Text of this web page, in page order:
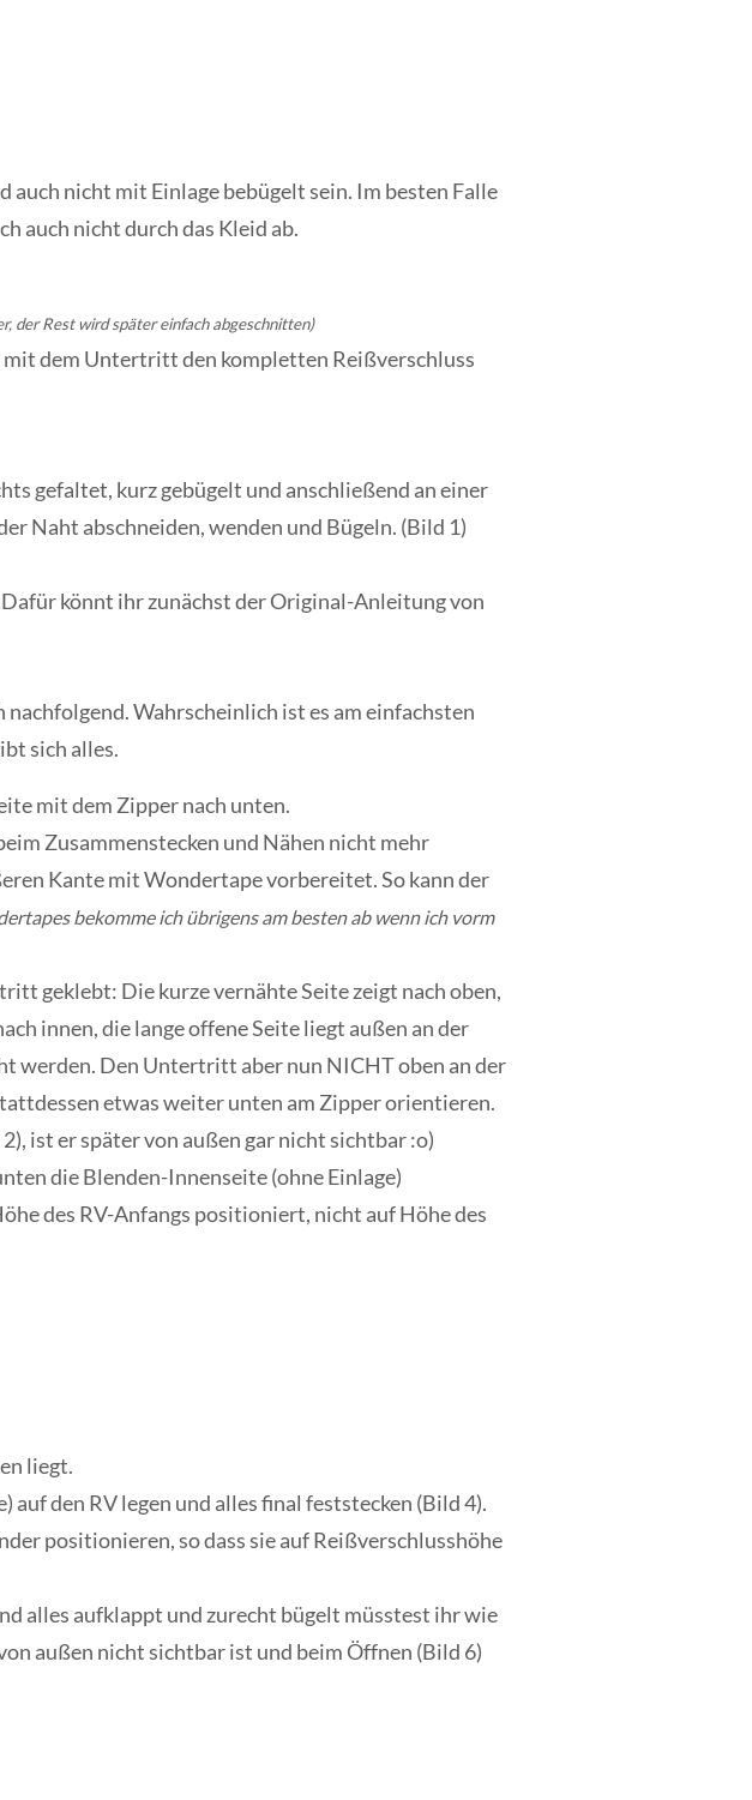
nicht mit Einlage bebügelt sein. Im besten Falle
auch nicht durch das Kleid ab.
der Rest wird später einfach abgeschnitten)
dem Untertritt den kompletten Reißverschluss
gefaltet, kurz gebügelt und anschließend an einer
Naht abschneiden, wenden und Bügeln. (Bild 1)
könnt ihr zunächst der Original-Anleitung von
nachfolgend.Wahrscheinlich ist es am einfachsten
sich alles.
mit dem Zipper nach unten.
Zusammenstecken und Nähen nicht mehr
Kante mit Wondertape vorbereitet.So kann der
bekomme ich übrigens am besten ab wenn ich vorm
geklebt: Die kurze vernähte Seite zeigt nach oben,
innen, die lange offene Seite liegt außen an der
werden. Den Untertritt aber nun NICHT oben an der
etwas weiter unten am Zipper orientieren.
, ist er später von außen gar nicht sichtbar :o)
die Blenden-Innenseite (ohne Einlage)
des RV-Anfangs positioniert, nicht auf Höhe des
liegt.
auf den RV legen und alles final feststecken (Bild 4).
positionieren, so dass sie auf Reißverschlusshöhe
alles aufklappt und zurecht bügelt müsstest ihr wie
außen nicht sichtbar ist und beim Öffnen (Bild 6)